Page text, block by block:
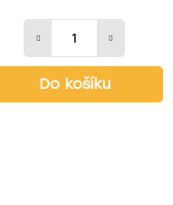
Do košíku